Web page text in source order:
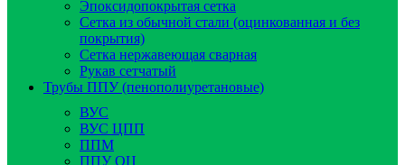
Эпоксидопокрытая сетка
Сетка из обычной стали (оцинкованная и без
покрытия)
Сетка нержавеющая сварная
Рукав сетчатый
Трубы ППУ (пенополиуретановые)
ВУС
ВУС ЦПП
ППМ
ППУ ОЦ